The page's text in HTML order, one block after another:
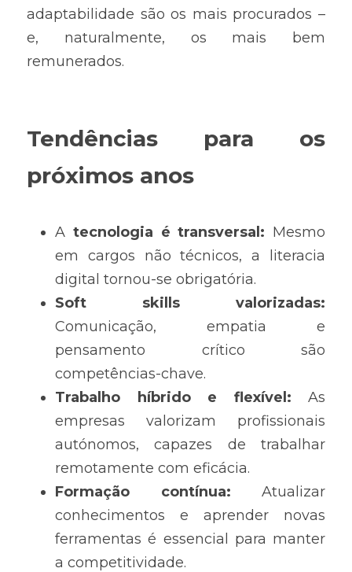
adaptabilidade são os mais procurados –
e, naturalmente, os mais bem
remunerados.
Tendências para os
próximos anos
A tecnologia é transversal: Mesmo
em cargos não técnicos, a literacia
digital tornou-se obrigatória.
Comunicação, empatia e
pensamento crítico são
competências-chave.
Trabalho híbrido e flexível: As
empresas valorizam profissionais
autónomos, capazes de trabalhar
remotamente com eficácia.
Formação contínua: Atualizar
conhecimentos e aprender novas
ferramentas é essencial para manter
a competitividade.